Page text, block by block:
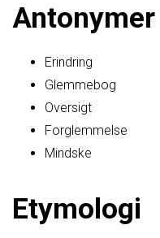
Antonymer
Erindring
Glemmebog
Oversigt
Forglemmelse
Mindske
Etymologi